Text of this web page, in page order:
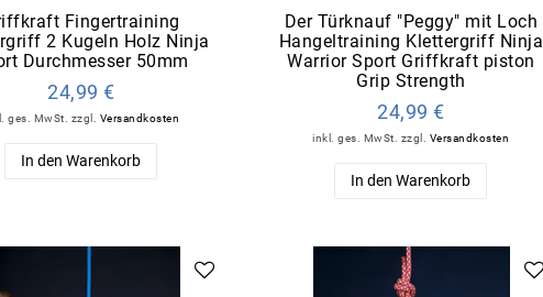
Fingertraining
2 Kugeln Holz Ninja
Durchmesser 50mm
24,99 €
ges. MwSt. zzgl. Versandkosten
In den Warenkorb
Der Türknauf "Peggy" mit Loch
Hangeltraining Klettergriff Ninja
Warrior Sport Griffkraft piston
Grip Strength
24,99 €
inkl. ges. MwSt. zzgl. Versandkosten
In den Warenkorb